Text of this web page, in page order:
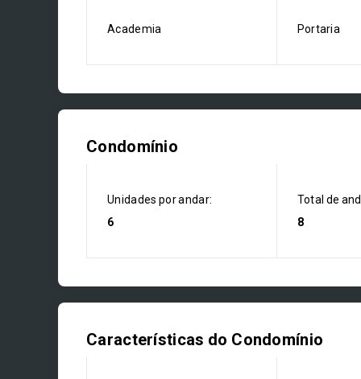
Academia Portaria
Condomínio
Unidades por andar:
6
Total de
8
Características do Condomínio